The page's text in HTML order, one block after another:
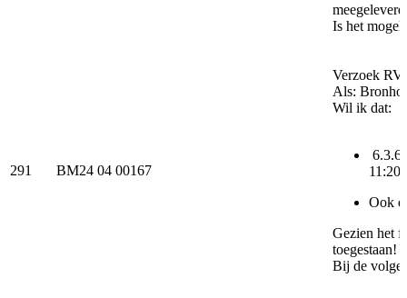
Is het
291 BM24 04 00167
Verzoek
Als:
Wil ik dat:
Ook
Gezien het
toegestaan!
Bij de